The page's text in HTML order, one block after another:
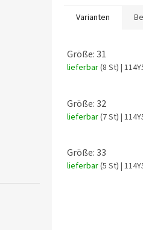
Varianten
Größe: 31
lieferbar(8 St) |
Größe: 32
lieferbar(7 St) |
Größe: 33
lieferbar(5 St) |